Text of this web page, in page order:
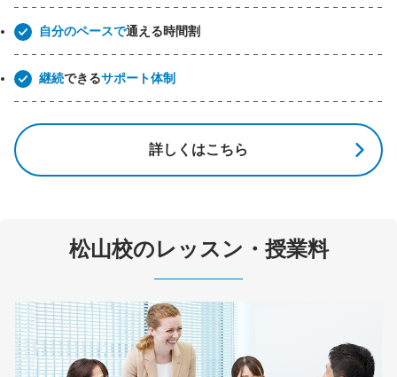
自分のペースで通える時間割
継続できるサポート体制
詳しくはこちら
松山校のレッスン・授業料